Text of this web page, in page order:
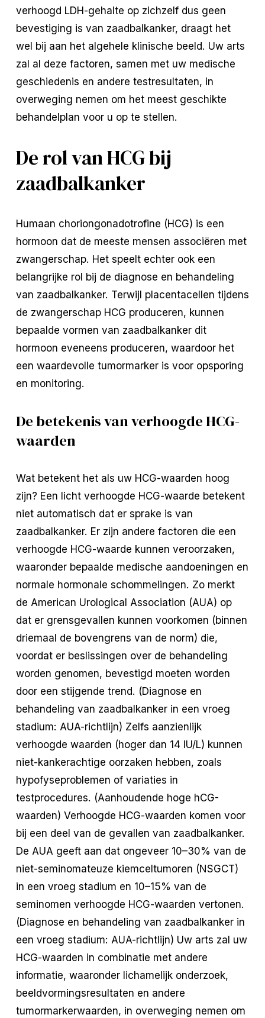
verhoogd LDH-gehalte op zichzelf dus geen
bevestiging is van zaadbalkanker, draagt het
wel bij aan het algehele klinische beeld. Uw arts
zal al deze factoren, samen met uw medische
geschiedenis en andere testresultaten, in
overweging nemen om het meest geschikte
behandelplan voor u op te stellen.
De rol van HCG bij
zaadbalkanker
Humaan choriongonadotrofine (HCG) is een
hormoon dat de meeste mensen associëren met
zwangerschap. Het speelt echter ook een
belangrijke rol bij de diagnose en behandeling
van zaadbalkanker. Terwijl placentacellen tijdens
de zwangerschap HCG produceren, kunnen
bepaalde vormen van zaadbalkanker dit
hormoon eveneens produceren, waardoor het
een waardevolle tumormarker is voor opsporing
en monitoring.
De betekenis van verhoogde HCG-
waarden
Wat betekent het als uw HCG-waarden hoog
zijn? Een licht verhoogde HCG-waarde betekent
niet automatisch dat er sprake is van
zaadbalkanker. Er zijn andere factoren die een
verhoogde HCG-waarde kunnen veroorzaken,
waaronder bepaalde medische aandoeningen en
normale hormonale schommelingen. Zo merkt
de American Urological Association (AUA) op
dat er grensgevallen kunnen voorkomen (binnen
driemaal de bovengrens van de norm) die,
voordat er beslissingen over de behandeling
worden genomen, bevestigd moeten worden
door een stijgende trend. (Diagnose en
behandeling van zaadbalkanker in een vroeg
stadium: AUA-richtlijn) Zelfs aanzienlijk
verhoogde waarden (hoger dan 14 IU/L) kunnen
niet-kankerachtige oorzaken hebben, zoals
hypofyseproblemen of variaties in
testprocedures. (Aanhoudende hoge hCG-
waarden) Verhoogde HCG-waarden komen voor
bij een deel van de gevallen van zaadbalkanker.
De AUA geeft aan dat ongeveer 10–30% van de
niet-seminomateuze kiemceltumoren (NSGCT)
in een vroeg stadium en 10–15% van de
seminomen verhoogde HCG-waarden vertonen.
(Diagnose en behandeling van zaadbalkanker in
een vroeg stadium: AUA-richtlijn) Uw arts zal uw
HCG-waarden in combinatie met andere
informatie, waaronder lichamelijk onderzoek,
beeldvormingsresultaten en andere
tumormarkerwaarden, in overweging nemen om